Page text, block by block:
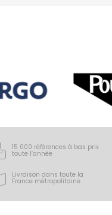
15 000 références à bas prix
toute l’année
Livraison dans toute la
France métropolitaine